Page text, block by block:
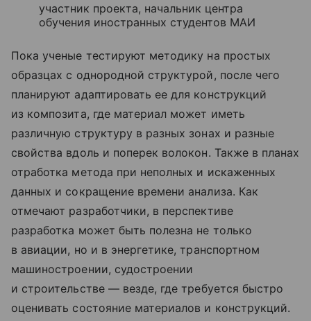
участник проекта, начальник центра
обучения иностранных студентов МАИ
Пока ученые тестируют методику на простых
образцах с однородной структурой, после чего
планируют адаптировать ее для конструкций
из композита, где материал может иметь
различную структуру в разных зонах и разные
свойства вдоль и поперек волокон. Также в планах
отработка метода при неполных и искаженных
данных и сокращение времени анализа. Как
отмечают разработчики, в перспективе
разработка может быть полезна не только
в авиации, но и в энергетике, транспортном
машиностроении, судостроении
и строительстве — везде, где требуется быстро
оценивать состояние материалов и конструкций.